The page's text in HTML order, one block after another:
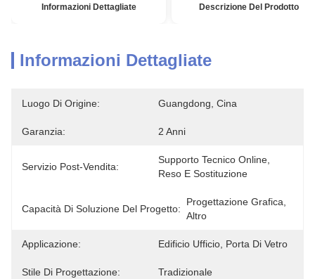
Informazioni Dettagliate Descrizione Del Prodotto
Informazioni Dettagliate
Luogo Di Origine: Guangdong, Cina
Garanzia: 2 Anni
Servizio Post-Vendita:
Supporto Tecnico Online,
Reso E Sostituzione
Capacità Di Soluzione Del Progetto:
Progettazione Grafica,
Altro
Applicazione: Edificio Ufficio, Porta Di Vetro
Stile Di Progettazione: Tradizionale